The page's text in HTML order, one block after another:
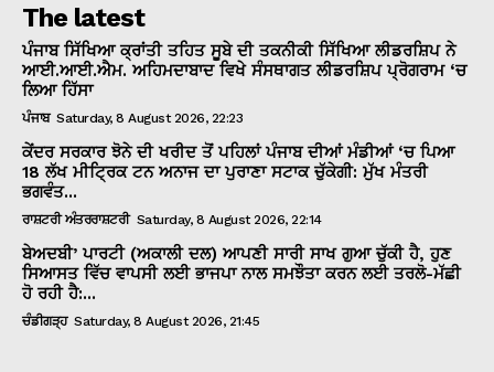
The latest
ਪੰਜਾਬ ਸਿੱਖਿਆ ਕ੍ਰਾਂਤੀ ਤਹਿਤ ਸੂਬੇ ਦੀ ਤਕਨੀਕੀ ਸਿੱਖਿਆ ਲੀਡਰਸ਼ਿਪ ਨੇ
ਆਈ.ਆਈ.ਐਮ. ਅਹਿਮਦਾਬਾਦ ਵਿਖੇ ਸੰਸਥਾਗਤ ਲੀਡਰਸ਼ਿਪ ਪ੍ਰੋਗਰਾਮ ‘ਚ
ਲਿਆ ਹਿੱਸਾ
ਪੰਜਾਬ Saturday, 8 August 2026, 22:23
ਕੇਂਦਰ ਸਰਕਾਰ ਝੋਨੇ ਦੀ ਖਰੀਦ ਤੋਂ ਪਹਿਲਾਂ ਪੰਜਾਬ ਦੀਆਂ ਮੰਡੀਆਂ ‘ਚ ਪਿਆ
18 ਲੱਖ ਮੀਟ੍ਰਿਕ ਟਨ ਅਨਾਜ ਦਾ ਪੁਰਾਣਾ ਸਟਾਕ ਚੁੱਕੇਗੀ: ਮੁੱਖ ਮੰਤਰੀ
ਭਗਵੰਤ...
ਰਾਸ਼ਟਰੀ ਅੰਤਰਰਾਸ਼ਟਰੀ Saturday, 8 August 2026, 22:14
ਬੇਅਦਬੀ’ ਪਾਰਟੀ (ਅਕਾਲੀ ਦਲ) ਆਪਣੀ ਸਾਰੀ ਸਾਖ ਗੁਆ ਚੁੱਕੀ ਹੈ, ਹੁਣ
ਸਿਆਸਤ ਵਿੱਚ ਵਾਪਸੀ ਲਈ ਭਾਜਪਾ ਨਾਲ ਸਮਝੌਤਾ ਕਰਨ ਲਈ ਤਰਲੋ-ਮੱਛੀ
ਹੋ ਰਹੀ ਹੈ:...
ਚੰਡੀਗੜ੍ਹ Saturday, 8 August 2026, 21:45